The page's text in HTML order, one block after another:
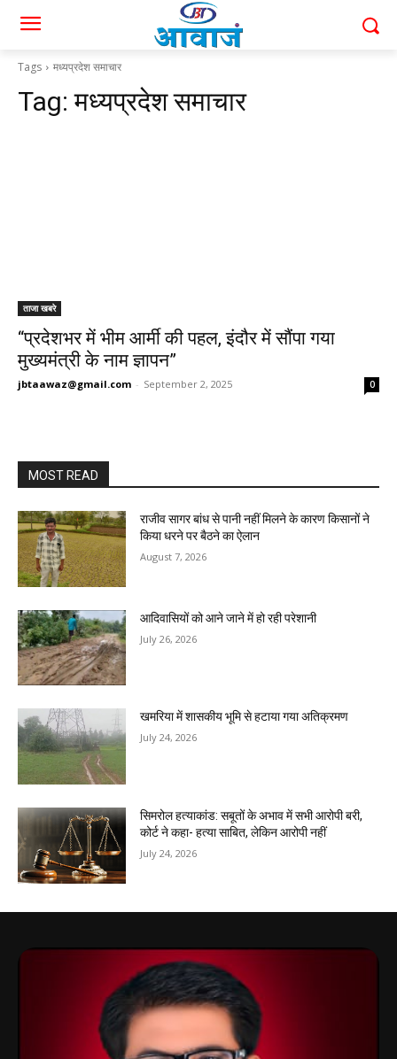
Tags मध्यप्रदेश समाचार
Tag:मध्यप्रदेश समाचार
ताजा खबरे
“प्रदेशभर में भीम आर्मी की पहल, इंदौर में सौंपा गया
मुख्यमंत्री के नाम ज्ञापन”
jbtaawaz@gmail.com - September 2, 2025 0
MOST READ
राजीव सागर बांध से पानी नहीं मिलने के कारण किसानों ने
किया धरने पर बैठने का ऐलान
August 7, 2026
आदिवासियों को आने जाने में हो रही परेशानी
July 26, 2026
खमरिया में शासकीय भूमि से हटाया गया अतिक्रमण
July 24, 2026
सिमरोल हत्याकांड: सबूतों के अभाव में सभी आरोपी बरी,
कोर्ट ने कहा- हत्या साबित, लेकिन आरोपी नहीं
July 24, 2026